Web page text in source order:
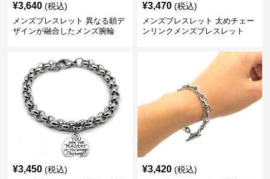
¥3,640 (税込)
メンズブレスレット 異なる鎖デ
ザインが融合したメンズ腕輪
¥3,470 (税込)
メンズブレスレット 太めチェー
ンリンクメンズブレスレット
¥3,450 (税込) ¥3,420 (税込)